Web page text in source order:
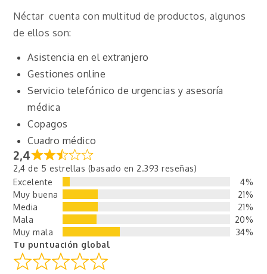
Néctar cuenta con multitud de productos, algunos
de ellos son:
Asistencia en el extranjero
Gestiones online
Servicio telefónico de urgencias y asesoría
médica
Copagos
Cuadro médico
2,4
2,4 de 5 estrellas (basado en 2.393 reseñas)
Excelente
4%
Muy buena
21%
Media
21%
Mala
20%
Muy mala
34%
Tu puntuación global